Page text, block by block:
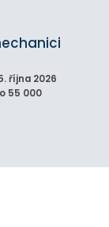
října 2026
55 000